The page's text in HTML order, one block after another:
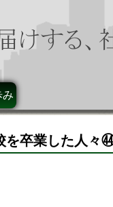
み
を卒業した人々